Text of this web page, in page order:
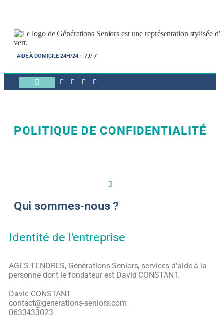
AIDE À DOMICILE 24H/24 – 7J/ 7
POLITIQUE DE CONFIDENTIALITÉ
Qui sommes-nous ?
Identité de l'entreprise
AGES TENDRES, Générations Seniors, services d’aide à la
personne dont le fondateur est David CONSTANT.
David CONSTANT
contact@generations-seniors.com
0633433023